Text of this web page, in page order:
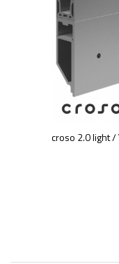
croso 2.0 light /